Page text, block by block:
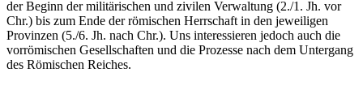
der Beginn der militärischen und zivilen Verwaltung (2./1. Jh. vor
Chr.) bis zum Ende der römischen Herrschaft in den jeweiligen
Provinzen (5./6. Jh. nach Chr.). Uns interessieren jedoch auch die
vorrömischen Gesellschaften und die Prozesse nach dem Untergang
des Römischen Reiches.